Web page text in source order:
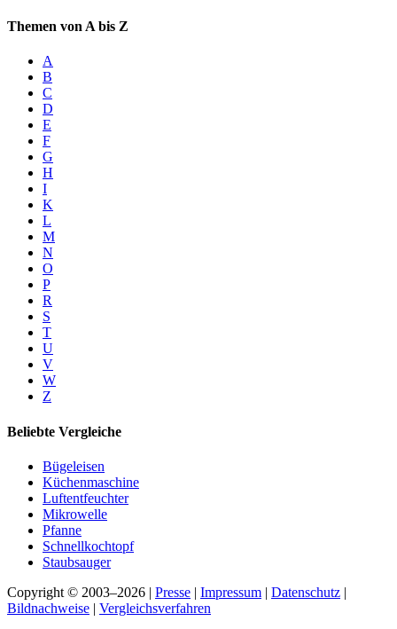
Themen von A bis Z
A
B
C
D
E
F
G
H
I
K
L
M
N
O
P
R
S
T
U
V
W
Z
Beliebte Vergleiche
Bügeleisen
Küchenmaschine
Luftentfeuchter
Mikrowelle
Pfanne
Schnellkochtopf
Staubsauger
Copyright © 2003–2026 | Presse | Impressum | Datenschutz |
Bildnachweise | Vergleichsverfahren